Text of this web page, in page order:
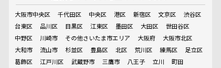
大阪市中央区 千代田区 中央区 港区 新宿区 文京区
渋谷区
台東区
品川区 目黒区 江東区 墨田区 大田区
世田谷区
中野区
川崎市 その他さいたま市エリア 大阪府
大阪市北区
大和市
流山市 杉並区 豊島区 北区 荒川区 練馬区
足立区
葛飾区
江戸川区 武蔵野市 三鷹市 八王子 立川
町田